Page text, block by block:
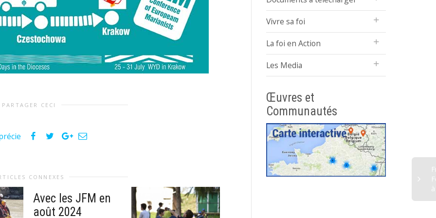
PARTAGER CECI
CONNEXES
Avec les JFM en
août 2024
Vivre sa foi
La foi en Action
Les Media
Œuvres et
Communautés